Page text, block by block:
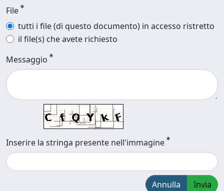
File
tutti i file (di questo documento) in accesso ristretto
il file(s) che avete richiesto
Messaggio
Inserire la stringa presente nell'immagine
Annulla Invia